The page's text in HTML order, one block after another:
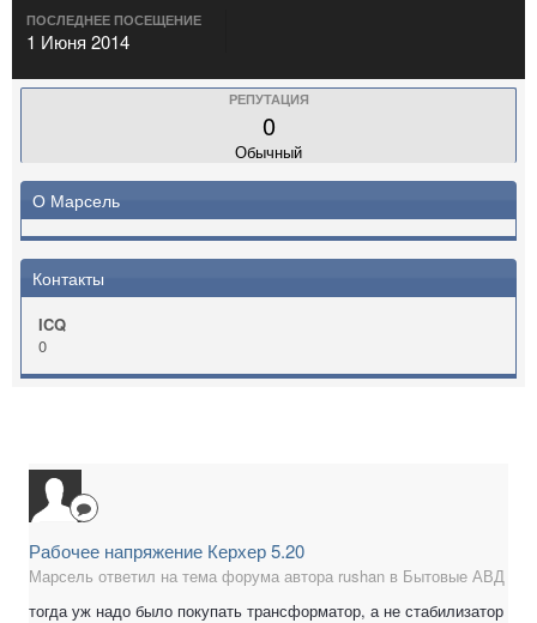
ПОСЛЕДНЕЕ ПОСЕЩЕНИЕ
1 Июня 2014
РЕПУТАЦИЯ
0
Обычный
О Марсель
Контакты
ICQ
0
Рабочее напряжение Керхер 5.20
Марсель ответил на тема форума автора rushan в Бытовые АВД
тогда уж надо было покупать трансформатор, а не стабилизатор